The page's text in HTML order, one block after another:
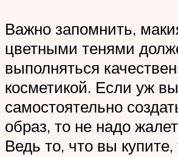
Важно запомнить,
цветными тенями
выполняться
косметикой. Если уж
самостоятельно
образ, то не надо
Ведь то, что вы купите,